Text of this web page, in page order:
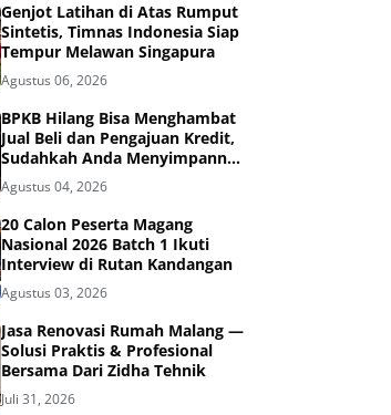
Genjot Latihan di Atas Rumput
Sintetis, Timnas Indonesia Siap
Tempur Melawan Singapura
Agustus 06, 2026
BPKB Hilang Bisa Menghambat
Jual Beli dan Pengajuan Kredit,
Sudahkah Anda Menyimpannya
di Brankas BPKB?
Agustus 04, 2026
20 Calon Peserta Magang
Nasional 2026 Batch 1 Ikuti
Interview di Rutan Kandangan
Agustus 03, 2026
Jasa Renovasi Rumah Malang —
Solusi Praktis & Profesional
Bersama Dari Zidha Tehnik
Juli 31, 2026